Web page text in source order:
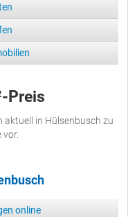
Preis
aktuell in Hülsenbusch zu
online